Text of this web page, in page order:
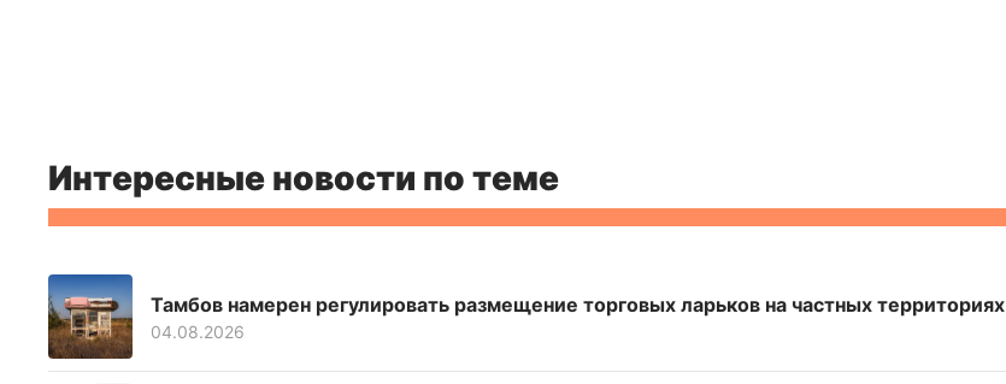
Интересные новости по теме
Тамбов намерен регулировать размещение торговых ларьков на частных территориях
04.08.2026